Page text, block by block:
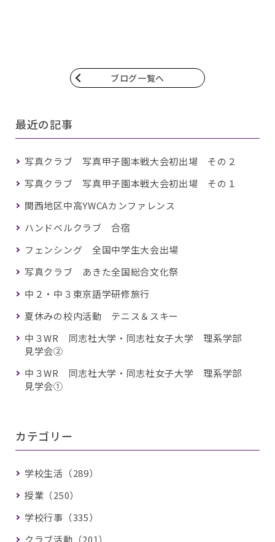
ブログ一覧へ
最近の記事
写真クラブ 写真甲子園本戦大会初出場 その２
写真クラブ 写真甲子園本戦大会初出場 その１
関西地区中高YWCAカンファレンス
ハンドベルクラブ 合宿
フェンシング 全国中学生大会出場
写真クラブ あきた全国総合文化祭
中２・中３東京語学研修旅行
夏休みの校内活動 テニス＆スキー
中３WR 同志社大学・同志社女子大学 理系学部
見学会②
中３WR 同志社大学・同志社女子大学 理系学部
見学会①
カテゴリー
学校生活（289）
授業（250）
学校行事（335）
クラブ活動（201）